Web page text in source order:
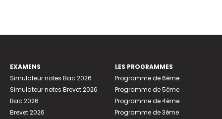
EXAMENS
Simulateur notes Bac 2026
Simulateur notes Brevet 2026
Bac 2026
Brevet 2026
LES PROGRAMMES
Programme de 6ème
Programme de 5ème
Programme de 4ème
Programme de 3ème